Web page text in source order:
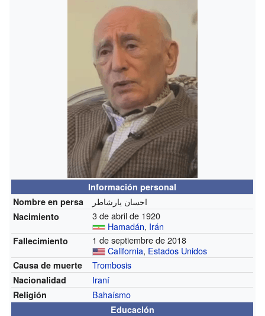
Información personal
Nombre en persa
احسان يارشاطر
Nacimiento
3 de abril de 1920
Hamadán, Irán
Fallecimiento
1 de septiembre de 2018
California, Estados Unidos
Causa de muerte Trombosis
Nacionalidad Iraní
Religión Bahaísmo
Educación